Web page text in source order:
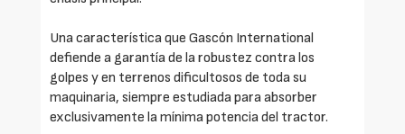
Una característica que Gascón International
defiende a garantía de la robustez contra los
golpes y en terrenos dificultosos de toda su
maquinaria, siempre estudiada para absorber
exclusivamente la mínima potencia del tractor.